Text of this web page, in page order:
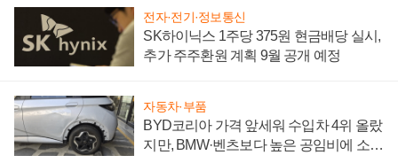
전자·전기·정보통신
SK하이닉스 1주당 375원 현금배당 실시,
추가 주주환원 계획 9월 공개 예정
자동차·부품
BYD코리아 가격 앞세워 수입차 4위 올랐
지만, BMW·벤츠보다 높은 공임비에 소비